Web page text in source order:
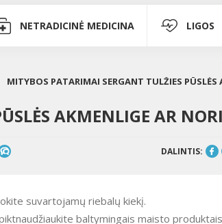
NETRADICINĖ MEDICINA LIGOS
MITYBOS PATARIMAI SERGANT TULŽIES PŪSLĖS
AKMENLIGE AR
DALINTIS:
suvartojamų riebalų kiekį.
baltymingais maisto